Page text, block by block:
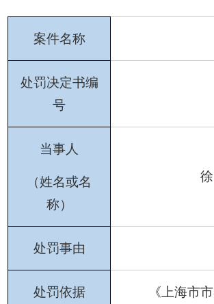
案件名称
处罚决定书编
号
当事人
（姓名或名
称）
徐
处罚事由
处罚依据 《上海市